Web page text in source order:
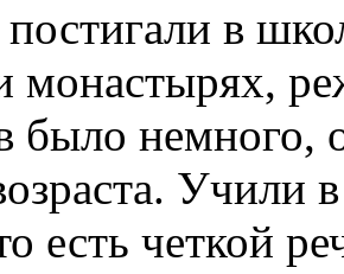
постигали в
монастырях,
было немного,
Учили
есть четкой